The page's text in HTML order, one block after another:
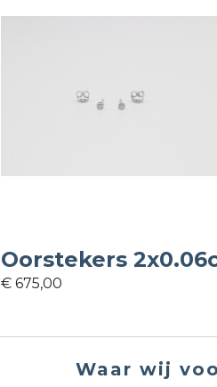
Oorstekers
€ 675,00
Waar wij